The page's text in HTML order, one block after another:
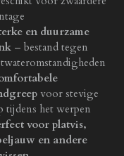
en duurzame
– bestand tegen
voor stevige
tijdens het werpen
voor platvis,
en andere